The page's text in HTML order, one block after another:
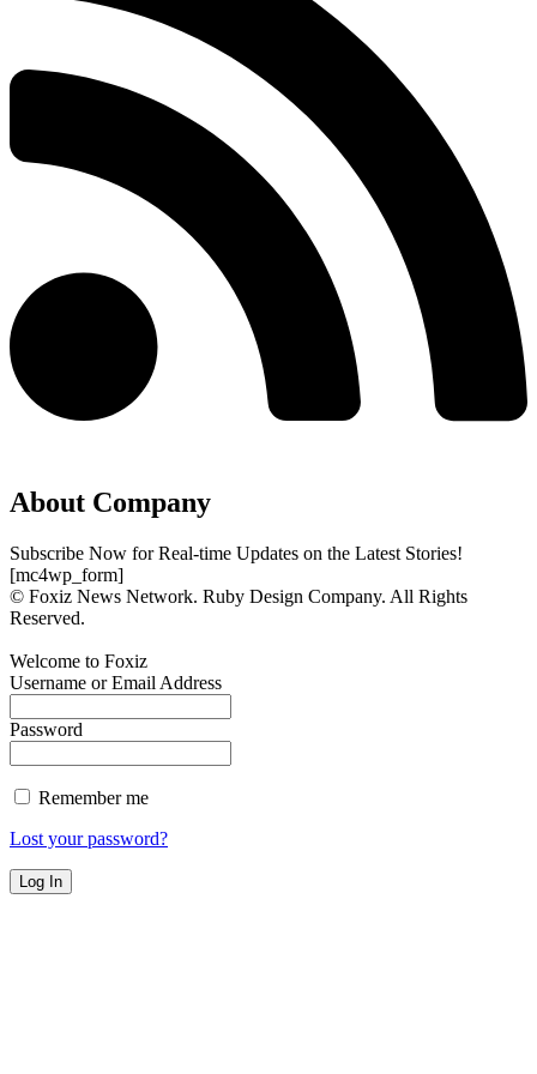
About Company
Subscribe Now for Real-time Updates on the Latest Stories!
[mc4wp_form]
© Foxiz News Network. Ruby Design Company. All Rights
Reserved.
Welcome to Foxiz
Username or Email Address
Password
Remember me
Lost your password?